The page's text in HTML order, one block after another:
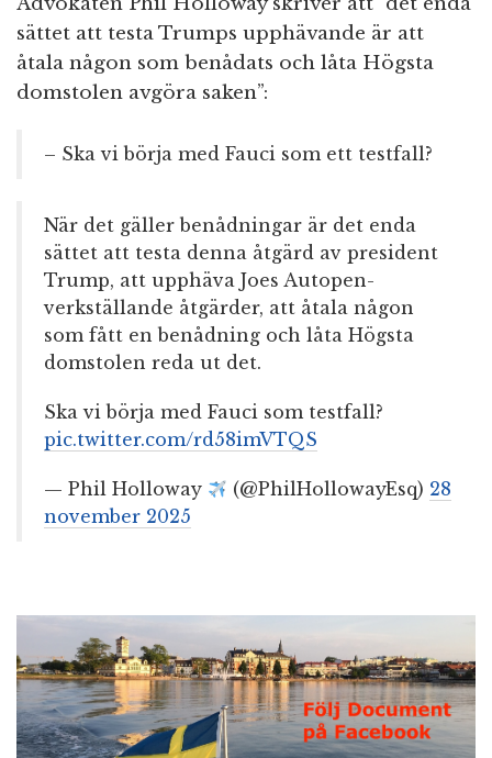
sättet att testa Trumps upphävande är att
åtala någon som benådats och låta Högsta
domstolen avgöra saken”:
– Ska vi börja med Fauci som ett testfall?
När det gäller benådningar är det enda
sättet att testa denna åtgärd av president
Trump, att upphäva Joes Autopen-
verkställande åtgärder, att åtala någon
som fått en benådning och låta Högsta
domstolen reda ut det.
Ska vi börja med Fauci som testfall?
pic.twitter.com/rd58imVTQS
— Phil Holloway (@PhilHollowayEsq) 28
november 2025